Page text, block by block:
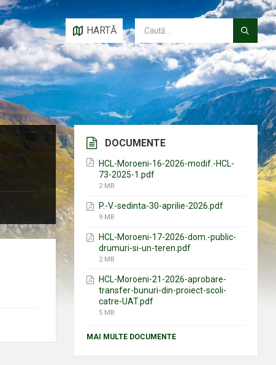
HARTĂ
DOCUMENTE
HCL-Moroeni-16-2026-modif.-HCL-
73-2025-1.pdf
File
2 MB
P.-V.-sedinta-30-aprilie-2026.pdf
File
9 MB
HCL-Moroeni-17-2026-dom.-public-
drumuri-si-un-teren.pdf
File
2 MB
HCL-Moroeni-21-2026-aprobare-
transfer-bunuri-din-proiect-scoli-
catre-UAT.pdf
File
5 MB
MAI MULTE DOCUMENTE